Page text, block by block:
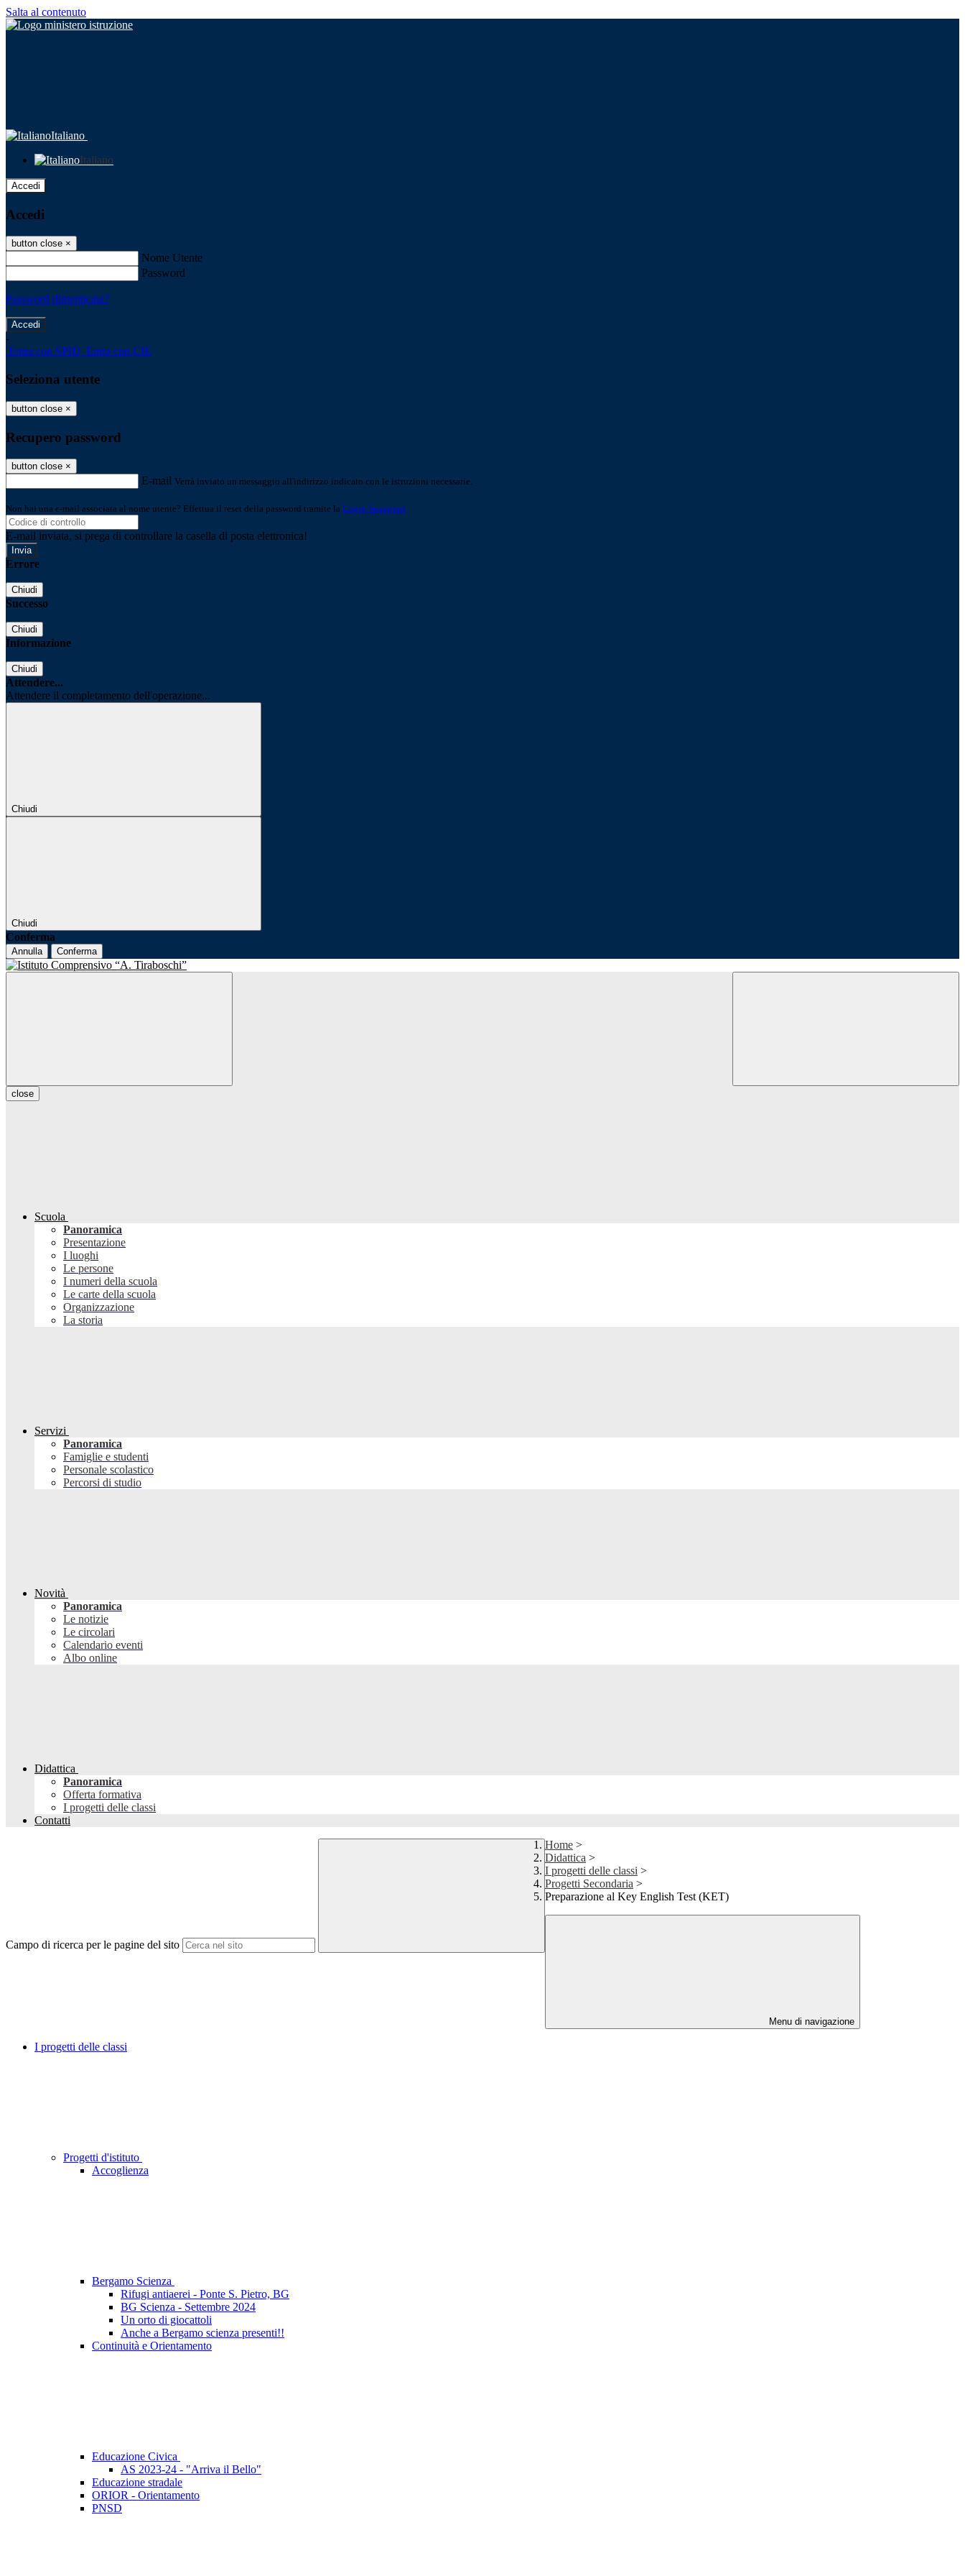
Salta al contenuto
Italiano
Italiano
Accedi
Accedi
button close ×
Nome Utente
Password
Password dimenticata?
-
Entra con SPID Entra con CIE
Seleziona utente
button close ×
Recupero password
button close ×
E-mail Verrà inviato un messaggio all'indirizzo indicato con le istruzioni necessarie.
Non hai una e-mail associata al nome utente? Effettua il reset della password tramite la Login Spaggiari
E-mail inviata, si prega di controllare la casella di posta elettronica!
Errore
Chiudi
Successo
Chiudi
Informazione
Chiudi
Attendere...
Attendere il completamento dell'operazione...
Chiudi
Chiudi
Conferma
Annulla Conferma
close
Scuola
Panoramica
Presentazione
I luoghi
Le persone
I numeri della scuola
Le carte della scuola
Organizzazione
La storia
Servizi
Panoramica
Famiglie e studenti
Personale scolastico
Percorsi di studio
Novità
Panoramica
Le notizie
Le circolari
Calendario eventi
Albo online
Didattica
Panoramica
Offerta formativa
I progetti delle classi
Contatti
Campo di ricerca per le pagine del sito
Home >
Didattica >
I progetti delle classi >
Progetti Secondaria >
Preparazione al Key English Test (KET)
Menu di navigazione
I progetti delle classi
Progetti d'istituto
Accoglienza
Bergamo Scienza
Rifugi antiaerei - Ponte S. Pietro, BG
BG Scienza - Settembre 2024
Un orto di giocattoli
Anche a Bergamo scienza presenti!!
Continuità e Orientamento
Educazione Civica
AS 2023-24 - "Arriva il Bello"
Educazione stradale
ORIOR - Orientamento
PNSD